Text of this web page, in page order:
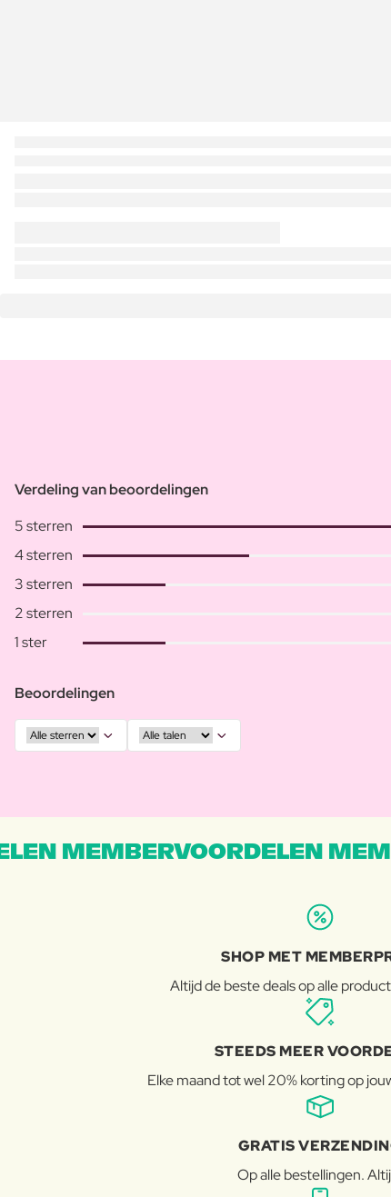
Verdeling van beoordelingen
5 sterren
4 sterren
3 sterren
2 sterren
1 ster
Beoordelingen
MEMBERVOORDELEN
SHOP MET
Altijd de beste deals op alle
STEEDS MEER
Elke maand tot wel 20% korting op
GRATIS
Op alle bestellingen.